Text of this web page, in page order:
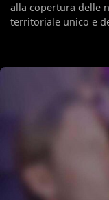
alla copertura delle
territoriale unico e